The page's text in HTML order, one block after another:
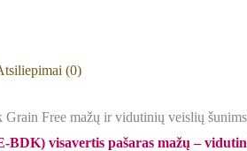
(0)
Free mažų ir vidutinių veislių
visavertis pašaras mažų –